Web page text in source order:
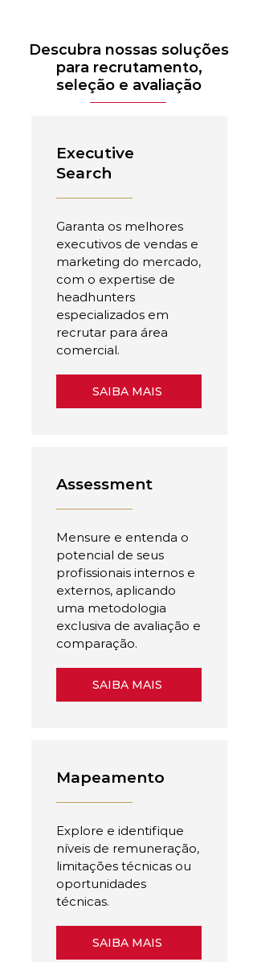
Descubra nossas soluções
para recrutamento,
seleção e avaliação
Executive
Search
Garanta os melhores
executivos de vendas e
marketing do mercado,
com o expertise de
headhunters
especializados em
recrutar para área
comercial.
SAIBA MAIS
Assessment
Mensure e entenda o
potencial de seus
profissionais internos e
externos, aplicando
uma metodologia
exclusiva de avaliação e
comparação.
SAIBA MAIS
Mapeamento
Explore e identifique
níveis de remuneração,
limitações técnicas ou
oportunidades
técnicas.
SAIBA MAIS